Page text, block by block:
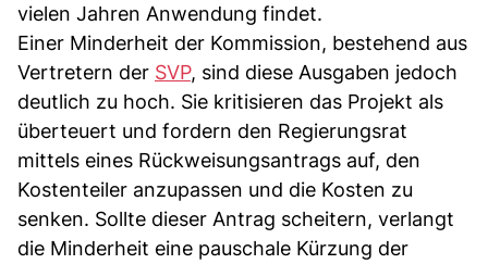
vielen Jahren Anwendung findet.
Einer Minderheit der Kommission, bestehend aus
Vertretern der SVP, sind diese Ausgaben jedoch
deutlich zu hoch. Sie kritisieren das Projekt als
überteuert und fordern den Regierungsrat
mittels eines Rückweisungsantrags auf, den
Kostenteiler anzupassen und die Kosten zu
senken. Sollte dieser Antrag scheitern, verlangt
die Minderheit eine pauschale Kürzung der